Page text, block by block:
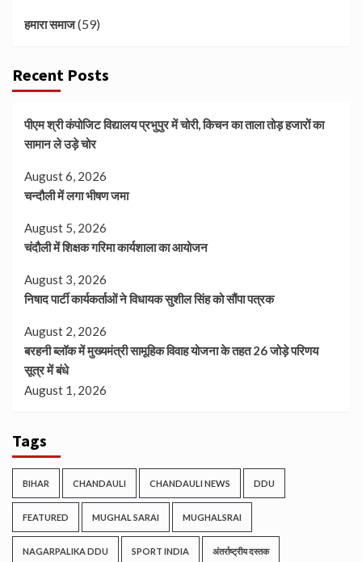
हमारा समाज(59)
Recent Posts
पीएम श्री कंपोजिट विद्यालय प्रभुपुर में चोरी, किचन का ताला तोड़ हजारों का
सामान ले उड़े चोर
August 6, 2026
चन्दौली में लगा भीषण जमा
August 5, 2026
चंदौली में शिक्षक गरिमा कार्यशाला का आयोजन
August 3, 2026
निषाद पार्टी कार्यकर्ताओं ने विधायक सुशील सिंह को सौंपा पत्रक
August 2, 2026
बरहनी ब्लॉक में मुख्यमंत्री सामूहिक विवाह योजना के तहत 26 जोड़े परिणय
सूत्र में बंधे
August 1, 2026
Tags
BIHAR CHANDAULI CHANDAULI NEWS DDU
FEATURED MUGHAL SARAI MUGHALSRAI
NAGARPALIKA DDU SPORT INDIA अंतर्राष्ट्रीय दस्तक